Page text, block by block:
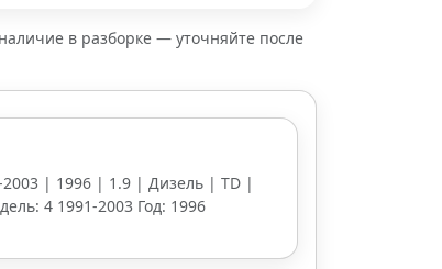
наличие в разборке — уточняйте после
| 1996 | 1.9 | Дизель | TD |
4 1991-2003 Год: 1996